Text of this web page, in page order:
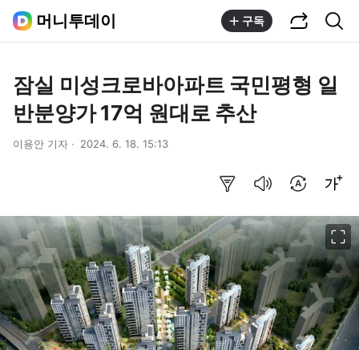
머니투데이 구독
잠실 미성크로바아파트 국민평형 일
반분양가 17억 원대로 추산
이용안 기자 2024. 6. 18. 15:13